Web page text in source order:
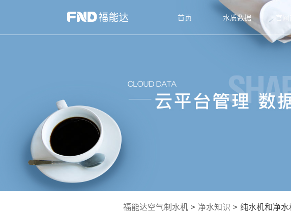
首页 水质数据 官网
福能达空气制水机 > 净水知识 > 纯水机和净